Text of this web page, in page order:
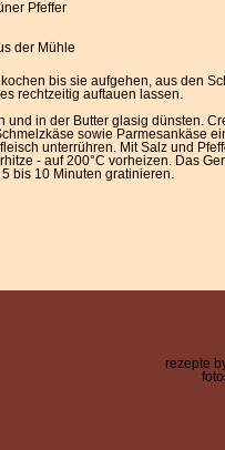
Pfeffer
der Mühle
bis sie aufgehen, aus den
rechtzeitig auftauen lassen.
in der Butter glasig dünsten.
sowie Parmesankäse
unterrühren. Mit Salz und
- auf 200°C vorheizen. Das
bis 10 Minuten gratinieren.
rezepte